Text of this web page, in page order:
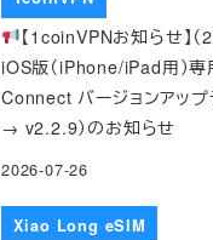
【1coinVPNお知らせ】
iOS版（iPhone/iPad用）
Connect バージョンアップ
→ v2.2.9）のお知らせ
2026-07-26
Xiao Long eSIM